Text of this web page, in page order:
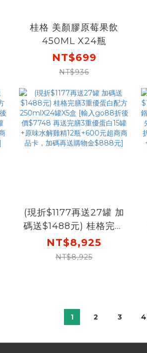
桂格 美顏膠原莓果飲
450ML X24瓶
NT$699
NT$936
(現折$1177再送27罐 加
碼送$1488元) 桂格完膳
3重優蛋白配方
250mlX24罐X5盒 [輸
+600元超商商品卡，加
碼再送購物金$888元]
NT$8,925
NT$8,925
1 2 3 4